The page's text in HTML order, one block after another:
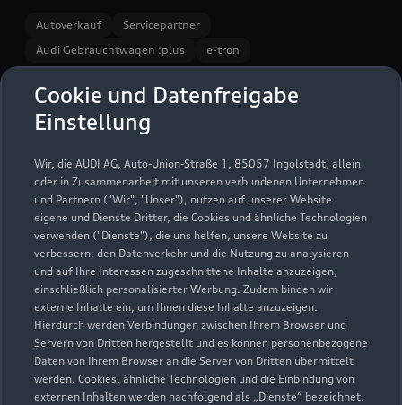
Cookie und Datenfreigabe
Einstellung
Wir, die AUDI AG, Auto-Union-Straße 1, 85057 Ingolstadt, allein
oder in Zusammenarbeit mit unseren verbundenen Unternehmen
und Partnern ("Wir", "Unser"), nutzen auf unserer Website
eigene und Dienste Dritter, die Cookies und ähnliche Technologien
verwenden ("Dienste"), die uns helfen, unsere Website zu
verbessern, den Datenverkehr und die Nutzung zu analysieren
und auf Ihre Interessen zugeschnittene Inhalte anzuzeigen,
einschließlich personalisierter Werbung. Zudem binden wir
externe Inhalte ein, um Ihnen diese Inhalte anzuzeigen.
Hierdurch werden Verbindungen zwischen Ihrem Browser und
Servern von Dritten hergestellt und es können personenbezogene
Daten von Ihrem Browser an die Server von Dritten übermittelt
werden. Cookies, ähnliche Technologien und die Einbindung von
externen Inhalten werden nachfolgend als „Dienste“ bezeichnet.
Autoverkauf
Servicepartner
Audi Gebrauchtwagen :plus
e-tron
Bürgermeister-Dr.Nebel-Str. 19
97816 Lohr
09352 87550